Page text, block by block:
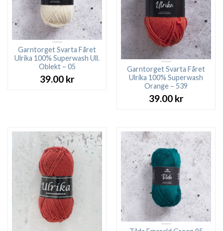
Garntorget Svarta Fåret
Ulrika 100% Superwash Ull.
Oblekt – 05
39.00 kr
Garntorget Svarta Fåret
Ulrika 100% Superwash
Orange – 539
39.00 kr